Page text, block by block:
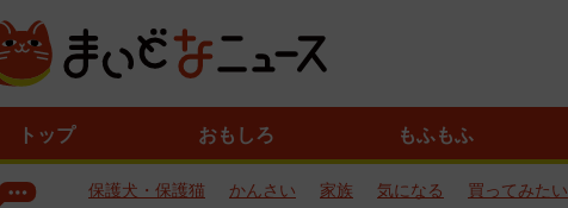
トップ おもしろ もふもふ
保護犬・保護猫 かんさい 家族 気になる 買ってみたい